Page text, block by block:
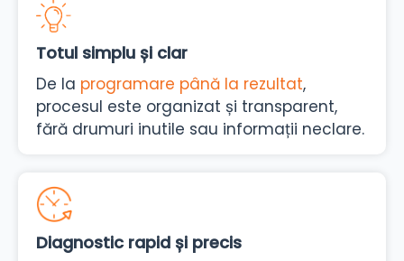
Totul simplu și clar
De la programare până la rezultat,
procesul este organizat și transparent,
fără drumuri inutile sau informații neclare.
Diagnostic rapid și precis